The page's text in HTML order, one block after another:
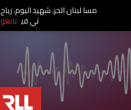
مسا لبنان الحر، شهيد اليوم،
تي في